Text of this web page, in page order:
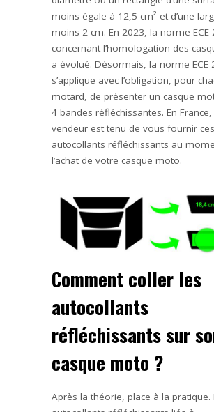
moins égale à 12,5 cm² et d’une
moins 2 cm. En 2023, la norme ECE
concernant l’homologation des
a évolué. Désormais, la norme ECE
s’applique avec l’obligation, pour
motard, de présenter un casque
4 bandes réfléchissantes. En
vendeur est tenu de vous fournir ces
autocollants réfléchissants au
l’achat de votre casque moto.
Comment coller les
autocollants
réfléchissants sur
casque moto ?
Après la théorie, place à la pratique.